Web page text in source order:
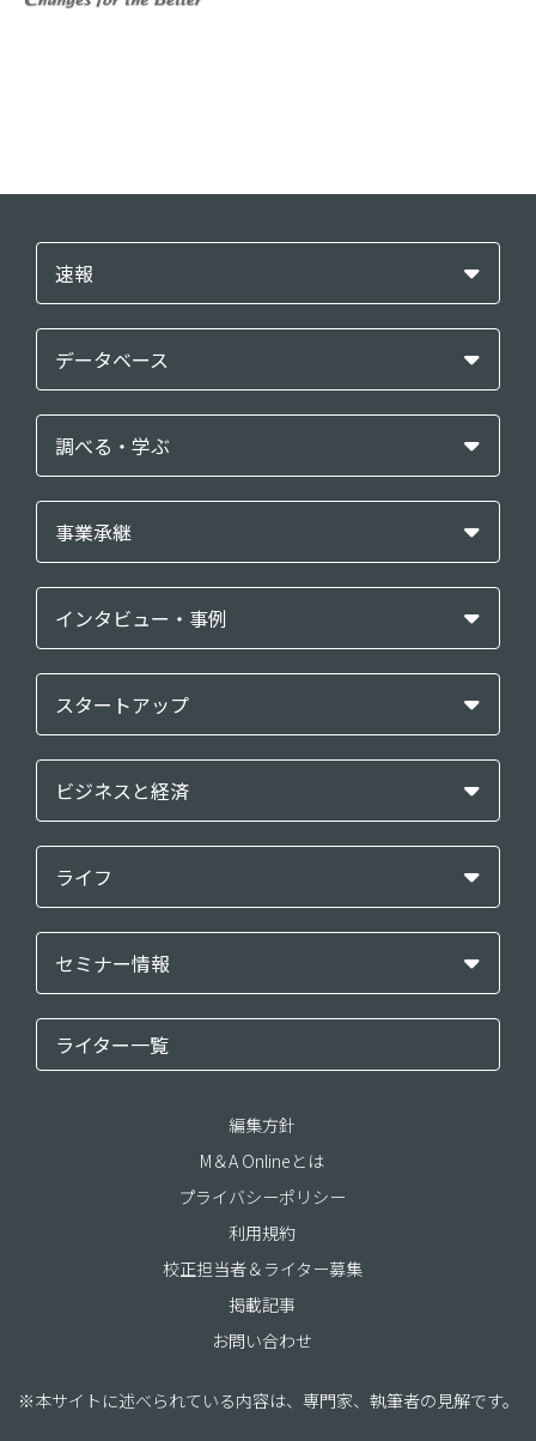
速報
データベース
調べる・学ぶ
事業承継
インタビュー・事例
スタートアップ
ビジネスと経済
ライフ
セミナー情報
ライター一覧
編集方針
M＆A Onlineとは
プライバシーポリシー
利用規約
校正担当者＆ライター募集
掲載記事
お問い合わせ
※本サイトに述べられている内容は、専門家、執筆者の見解です。